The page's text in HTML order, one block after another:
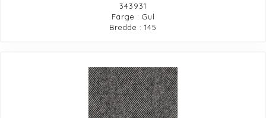
343931
Farge : Gul
Bredde : 145